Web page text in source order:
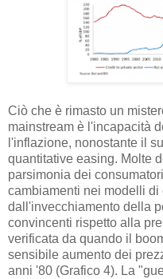
Ciò che è rimasto un
mainstream è l'incapacità
l'inflazione, nonostante il
quantitative easing. Molte
parsimonia dei
cambiamenti nei modelli di
dall'invecchiamento della
convincenti rispetto alla
verificata da quando il
sensibile aumento dei
anni '80 (Grafico 4). La